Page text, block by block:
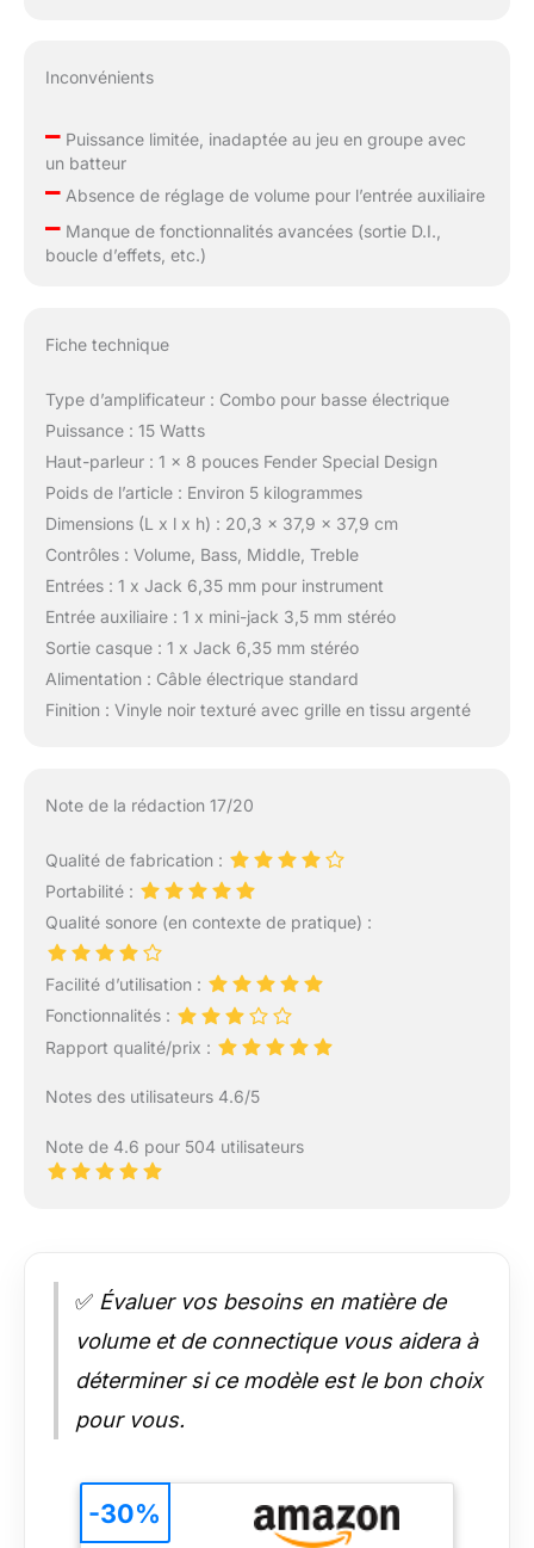
Inconvénients
–Puissance limitée, inadaptée au jeu en groupe avec
un batteur
–Absence de réglage de volume pour l’entrée auxiliaire
–Manque de fonctionnalités avancées (sortie D.I.,
boucle d’effets, etc.)
Fiche technique
Type d’amplificateur : Combo pour basse électrique
Puissance : 15 Watts
Haut-parleur : 1 x 8 pouces Fender Special Design
Poids de l’article : Environ 5 kilogrammes
Dimensions (L x l x h) : 20,3 x 37,9 x 37,9 cm
Contrôles : Volume, Bass, Middle, Treble
Entrées : 1 x Jack 6,35 mm pour instrument
Entrée auxiliaire : 1 x mini-jack 3,5 mm stéréo
Sortie casque : 1 x Jack 6,35 mm stéréo
Alimentation : Câble électrique standard
Finition : Vinyle noir texturé avec grille en tissu argenté
Note de la rédaction 17/20
Qualité de fabrication :
Portabilité :
Qualité sonore (en contexte de pratique) :
Facilité d’utilisation :
Fonctionnalités :
Rapport qualité/prix :
Notes des utilisateurs 4.6/5
Note de 4.6 pour 504 utilisateurs
✅ Évaluer vos besoins en matière de
volume et de connectique vous aidera à
déterminer si ce modèle est le bon choix
pour vous.
-30%